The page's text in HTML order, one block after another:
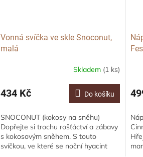
Vonná svíčka ve skle Snoconut,
malá
Skladem (1 ks)
434 Kč Do košíku
SNOCONUT (kokosy na sněhu)
Dopřejte si trochu rošťáctví a zábavy
s kokosovým sněhem. S touto
svíčkou, ve které se noční hyacint